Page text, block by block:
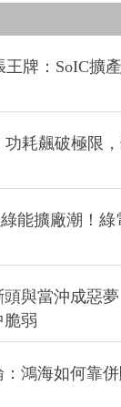
王牌：SoIC擴
耗飆破極限
能擴廠潮！
與當沖成惡
脆弱
：鴻海如何靠